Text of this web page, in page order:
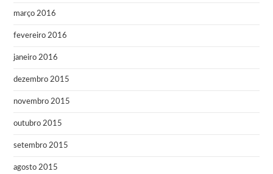
março 2016
fevereiro 2016
janeiro 2016
dezembro 2015
novembro 2015
outubro 2015
setembro 2015
agosto 2015